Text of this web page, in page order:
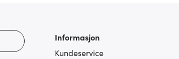
Informasjon
Kundeservice